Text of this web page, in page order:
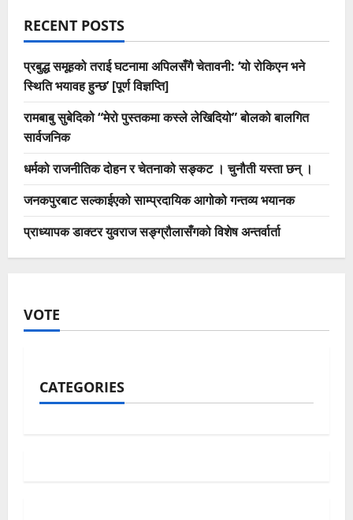
RECENT POSTS
प्रबुद्ध समूहको तराई घटनामा अपिलसँगै चेतावनी: ‘यो रोकिएन भने
स्थिति भयावह हुन्छ’ [पूर्ण विज्ञप्ति]
रामबाबु सुबेदिको “मेरो पुस्तकमा कस्ले लेखिदियो” बोलको बालगित
सार्वजनिक
धर्मको राजनीतिक दोहन र चेतनाको सङ्कट । चुनौती यस्ता छन् ।
जनकपुरबाट सल्काईएको साम्प्रदायिक आगोको गन्तव्य भयानक
प्राध्यापक डाक्टर युवराज सङ्ग्रौलासँगको विशेष अन्तर्वार्ता
VOTE
CATEGORIES